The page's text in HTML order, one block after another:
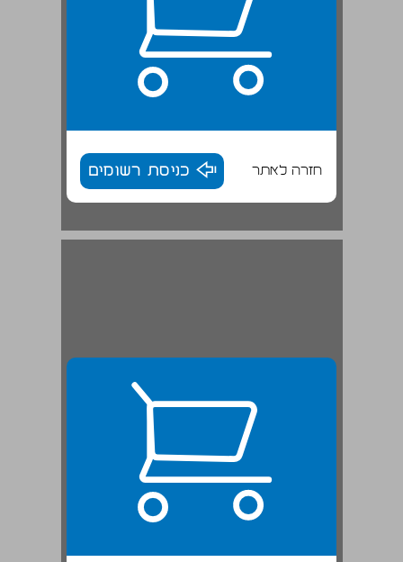
חזרה לאתר כניסת רשומים